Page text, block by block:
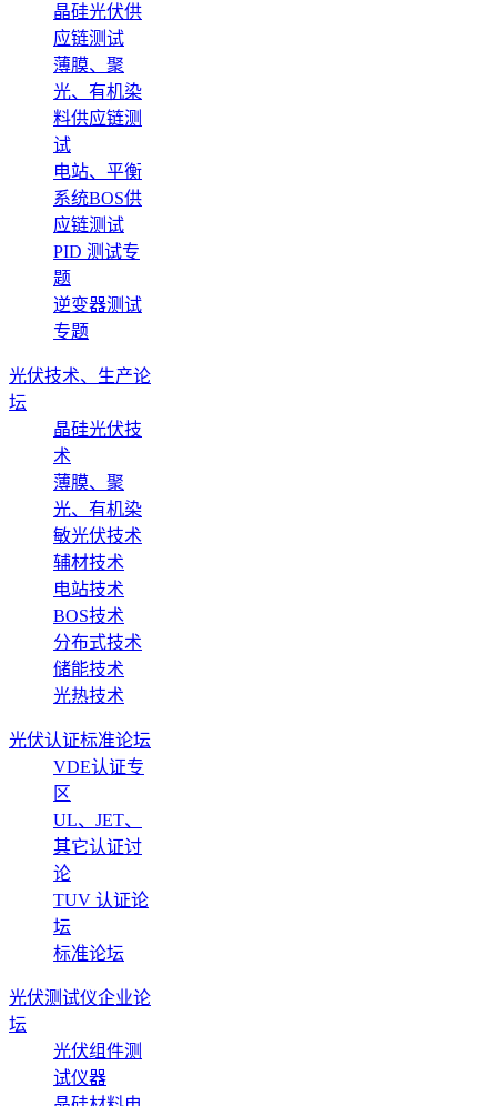
晶硅光伏供
应链测试
薄膜、聚
光、有机染
料供应链测
试
电站、平衡
系统BOS供
应链测试
PID 测试专
题
逆变器测试
专题
光伏技术、生产论
坛
晶硅光伏技
术
薄膜、聚
光、有机染
敏光伏技术
辅材技术
电站技术
BOS技术
分布式技术
储能技术
光热技术
光伏认证标准论坛
VDE认证专
区
UL、JET、
其它认证讨
论
TUV 认证论
坛
标准论坛
光伏测试仪企业论
坛
光伏组件测
试仪器